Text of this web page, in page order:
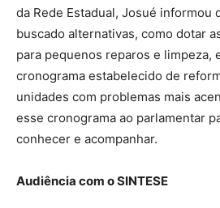
da Rede Estadual, Josué informou
buscado alternativas, como dotar
para pequenos reparos e limpeza,
cronograma estabelecido de
unidades com problemas mais
esse cronograma ao parlamentar
conhecer e acompanhar.
Audiência com o SINTESE